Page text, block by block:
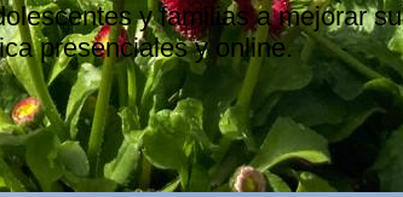
y familias a mejorar su
presenciales y online.